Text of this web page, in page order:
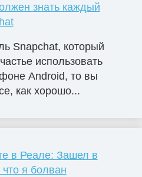
знать каждый
Snapchat, который
использовать
Android, то вы
как хорошо...
в Реале: Зашел в
я болван